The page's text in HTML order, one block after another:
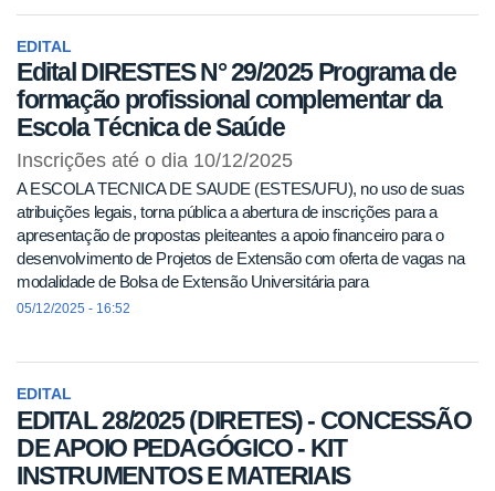
EDITAL
Edital DIRESTES N° 29/2025 Programa de
formação profissional complementar da
Escola Técnica de Saúde
Inscrições até o dia 10/12/2025
A ESCOLA TECNICA DE SAUDE (ESTES/UFU), no uso de suas
atribuições legais, torna pública a abertura de inscrições para a
apresentação de propostas pleiteantes a apoio financeiro para o
desenvolvimento de Projetos de Extensão com oferta de vagas na
modalidade de Bolsa de Extensão Universitária para
05/12/2025 - 16:52
EDITAL
EDITAL 28/2025 (DIRETES) - CONCESSÃO
DE APOIO PEDAGÓGICO - KIT
INSTRUMENTOS E MATERIAIS